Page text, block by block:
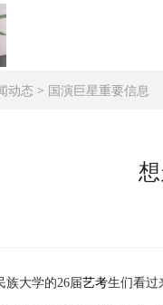
动态 > 国演巨星重要信息
族大学的26届艺考生们看过